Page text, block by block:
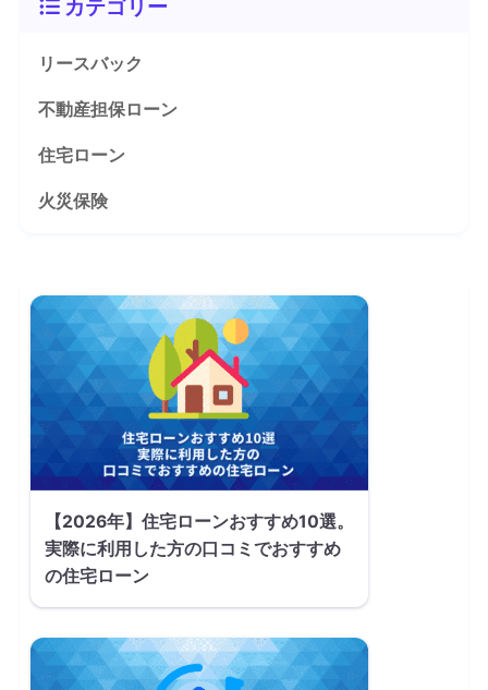
カテゴリー
リースバック
不動産担保ローン
住宅ローン
火災保険
【2026年】住宅ローンおすすめ10選。
実際に利用した方の口コミでおすすめ
の住宅ローン